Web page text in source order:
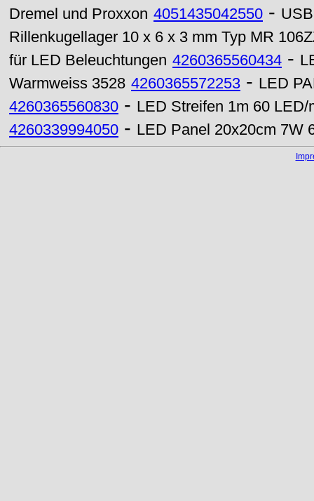
Dremel und Proxxon 4051435042550 -
Rillenkugellager 10 x 6 x 3 mm Typ MR
für LED Beleuchtungen 4260365560434 -
Warmweiss 3528 4260365572253 - LED
4260365560830 - LED Streifen 1m 60
4260339994050 - LED Panel 20x20cm 7W